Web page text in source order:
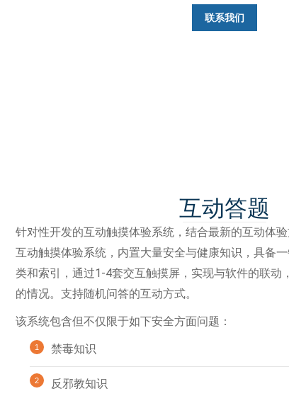
联系我们
互动答题
针对性开发的互动触摸体验系统，结合最新的互动体
互动触摸体验系统，内置大量安全与健康知识，具备
类和索引，通过1-4套交互触摸屏，实现与软件的联动
的情况。支持随机问答的互动方式。
该系统包含但不仅限于如下安全方面问题：
禁毒知识
反邪教知识